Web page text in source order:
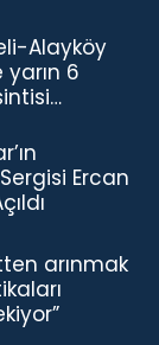
Alayköy
6
Ercan
arınmak